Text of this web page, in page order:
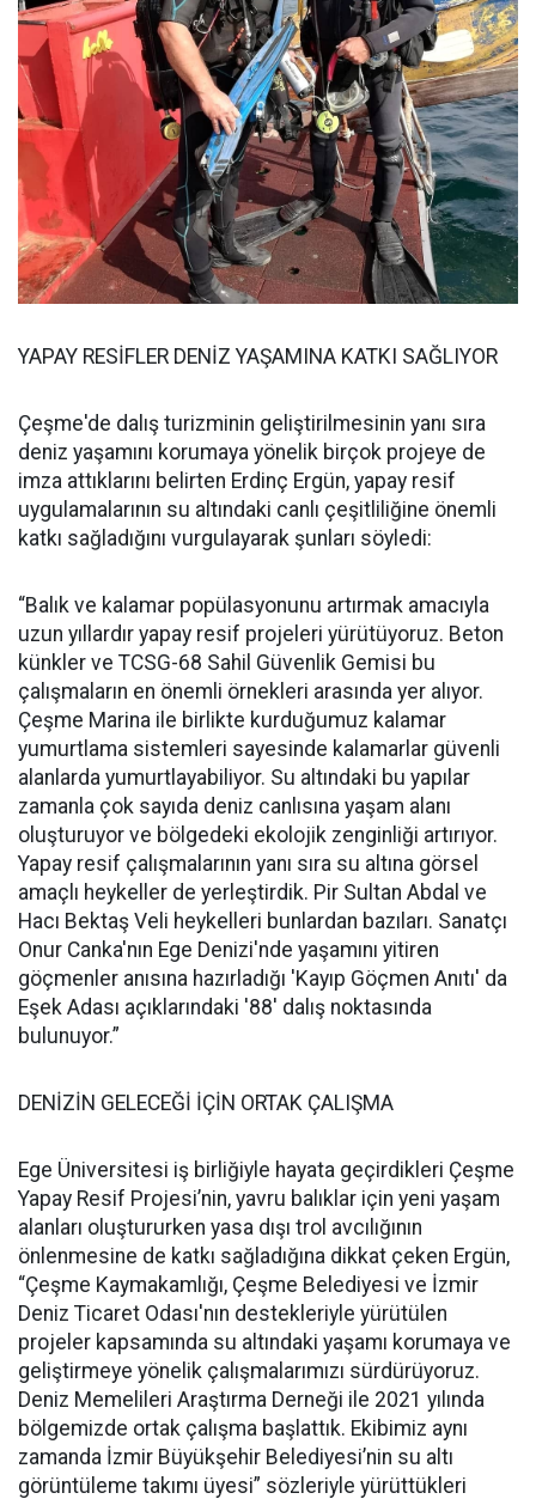
YAPAY RESİFLER DENİZ YAŞAMINA KATKI SAĞLIYOR
Çeşme'de dalış turizminin geliştirilmesinin yanı sıra
deniz yaşamını korumaya yönelik birçok projeye de
imza attıklarını belirten Erdinç Ergün, yapay resif
uygulamalarının su altındaki canlı çeşitliliğine önemli
katkı sağladığını vurgulayarak şunları söyledi:
“Balık ve kalamar popülasyonunu artırmak amacıyla
uzun yıllardır yapay resif projeleri yürütüyoruz. Beton
künkler ve TCSG-68 Sahil Güvenlik Gemisi bu
çalışmaların en önemli örnekleri arasında yer alıyor.
Çeşme Marina ile birlikte kurduğumuz kalamar
yumurtlama sistemleri sayesinde kalamarlar güvenli
alanlarda yumurtlayabiliyor. Su altındaki bu yapılar
zamanla çok sayıda deniz canlısına yaşam alanı
oluşturuyor ve bölgedeki ekolojik zenginliği artırıyor.
Yapay resif çalışmalarının yanı sıra su altına görsel
amaçlı heykeller de yerleştirdik. Pir Sultan Abdal ve
Hacı Bektaş Veli heykelleri bunlardan bazıları. Sanatçı
Onur Canka'nın Ege Denizi'nde yaşamını yitiren
göçmenler anısına hazırladığı 'Kayıp Göçmen Anıtı' da
Eşek Adası açıklarındaki '88' dalış noktasında
bulunuyor.”
DENİZİN GELECEĞİ İÇİN ORTAK ÇALIŞMA
Ege Üniversitesi iş birliğiyle hayata geçirdikleri Çeşme
Yapay Resif Projesi’nin, yavru balıklar için yeni yaşam
alanları oluştururken yasa dışı trol avcılığının
önlenmesine de katkı sağladığına dikkat çeken Ergün,
“Çeşme Kaymakamlığı, Çeşme Belediyesi ve İzmir
Deniz Ticaret Odası'nın destekleriyle yürütülen
projeler kapsamında su altındaki yaşamı korumaya ve
geliştirmeye yönelik çalışmalarımızı sürdürüyoruz.
Deniz Memelileri Araştırma Derneği ile 2021 yılında
bölgemizde ortak çalışma başlattık. Ekibimiz aynı
zamanda İzmir Büyükşehir Belediyesi’nin su altı
görüntüleme takımı üyesi” sözleriyle yürüttükleri